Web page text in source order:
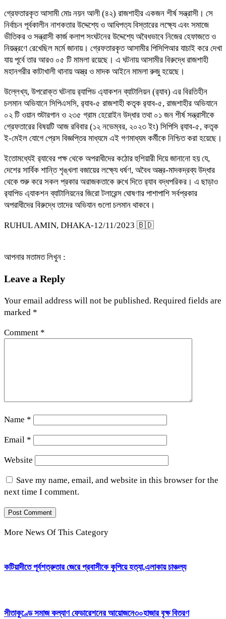
গ্রেফতারকৃত আসামী মোঃ নয়ন আলী (৪২) রাজশাহীর একজন শীর্ষ সন্ত্রাসী। সে
নির্বাচন পূর্বকালীন নাশকতার উদ্দেশ্যে ও আধিপত্য বিস্তারের লক্ষ্যে এবং সমাজে
ভীতিকর ও সন্ত্রাসী কার্জ কলাপ সংঘটনের উদ্দেশ্যে অবৈধভাবে নিজের হেফাজতে ও
নিয়ন্ত্রণে রেখেছিল মর্মে জানায়। গ্রেফতারকৃত আসামীর পিসিপিআর যাচাই করে দেখা
যায় পূর্বে তার আরও ০৫ টি মামলা রয়েছে। এ ঘটনায় আসামীর বিরুদ্ধে রাজশাহী
মহানগরীর কাটাখালী থানায় অস্ত্র ও মাদক আইনে মামলা রুজু হয়েছে।
উল্লেখ্য, উপরোক্ত ঘটনায় র‍্যাপিড এ্যাকশন ব্যাটালিয়ন (র‍্যাব) এর বিরতিহীন
চলমান অভিযানে সিপিএসসি, র‍্যাব-৫ রাজশাহী কতৃক র‍্যাব-৫, রাজশাহীর অভিযানে
০২ টি ওয়ান শুটারগান ও ২৩৫ গ্রাম হেরোইন উদ্ধার তথা ০১ জন শীর্ষ সন্ত্রাসীকে
গ্রেফতারের বিষয়টি আজ রবিবার (১২ নভেম্বর, ২০২৩ ইং) সিপিসি র‍্যাব-৫, কতৃক
ই-মেইল যোগে প্রেস বিজ্ঞপ্তির মাধ্যমে এই গণমাধ্যম কর্মীকে নিশ্চিত করা হয়েছে।
ইতোমধ্যেই র‍্যাবের পক্ষ থেকে অপরাধীদের কঠোর হুশিয়ারী দিয়ে জানানো হয় যে,
দেশের সার্বিক শান্তি শৃঙ্খলা বজায়ের লক্ষ্যে ধর্ষণ, অবৈধ অস্ত্র-মাদকদ্রব্য উদ্ধার
থেকে শুরু করে সকল প্রকার অরাজকতাকে রুখে দিতে র‍্যাব বদ্ধপরিকর। এ ছাড়াও
র‍্যাপিড এ্যাকশন ব্যাটালিয়নের জিরো টলারেন্স ঘোষণার পাশাপাশি সর্বপ্রকার
অপরাধীদের বিরুদ্ধে তাদের অভিযান গুলো চলমান থাকবে।
RUHUL AMIN, DHAKA-12/11/2023 🇧🇩
আপনার মতামত লিখুন :
Leave a Reply
Your email address will not be published. Required fields are
marked *
Comment *
Name *
Email *
Website
Save my name, email, and website in this browser for the
next time I comment.
More News Of This Category
কটিয়াদীতে পূর্বশত্রুতার জেরে প্রবাসীকে কুপিয়ে হত্যা,এলাকায় চাঞ্চল্য
সীতাকুণ্ডে সমাজ কল্যাণ ফেডারেশনের আয়োজনে৩০হাজার বৃক্ষ বিতরণ